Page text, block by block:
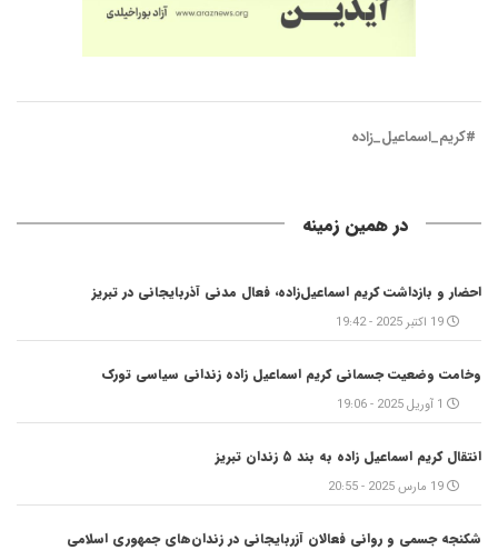
#کریم_اسماعیل_زاده
در همین زمینه
احضار و بازداشت کریم اسماعیل‌زاده، فعال مدنی آذربایجانی در تبریز
19 اکتبر 2025 - 19:42
وخامت وضعیت جسمانی کریم اسماعیل زاده زندانی سیاسی تورک
1 آوریل 2025 - 19:06
انتقال کریم اسماعیل زاده به بند ۵ زندان تبریز
19 مارس 2025 - 20:55
شکنجه‌ جسمی و روانی فعالان آزربایجانی در زندان‌های جمهوری اسلامی